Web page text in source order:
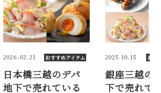
2026.02.21 おすすめアイテム
日本橋三越のデパ
地下で売れている
2025.10.15 おす
銀座三越の
下で売れて